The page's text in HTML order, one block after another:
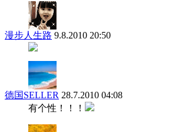
漫步人生路 9.8.2010 20:50
德国SELLER 28.7.2010 04:08
有个性！！！